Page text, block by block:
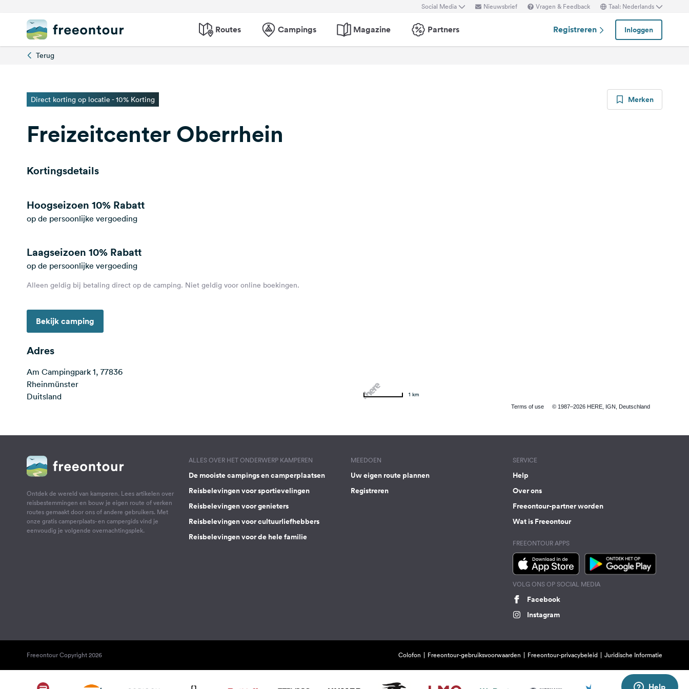
Social Media Nieuwsbrief Vragen & Feedback Taal: Nederlands
Routes Campings Magazine Partners Registreren Inloggen
Terug
Direct korting op locatie - 10% Korting Merken
Freizeitcenter Oberrhein
Kortingsdetails
Hoogseizoen 10% Rabatt
op de persoonlijke vergoeding
Laagseizoen 10% Rabatt
op de persoonlijke vergoeding
Alleen geldig bij betaling direct op de camping. Niet geldig voor online boekingen.
Bekijk camping
Adres
Am Campingpark 1, 77836
Rheinmünster
Duitsland
Terms of use © 1987–2026 HERE, IGN, Deutschland
1 km
Ontdek de wereld van kamperen. Lees artikelen over
reisbestemmingen en bouw je eigen route of verken
routes gemaakt door ons of andere gebruikers. Met
onze gratis camperplaats- en campergids vind je
eenvoudig je volgende overnachtingsplek.
ALLES OVER HET ONDERWERP KAMPEREN
De mooiste campings en camperplaatsen
Reisbelevingen voor sportievelingen
Reisbelevingen voor genieters
Reisbelevingen voor cultuurliefhebbers
Reisbelevingen voor de hele familie
MEEDOEN
Uw eigen route plannen
Registreren
SERVICE
Help
Over ons
Freeontour-partner worden
Wat is Freeontour
FREEONTOUR APPS
VOLG ONS OP SOCIAL MEDIA
Facebook
Instagram
Freeontour Copyright 2026 Colofon Freeontour-gebruiksvoorwaarden Freeontour-privacybeleid Juridische Informatie